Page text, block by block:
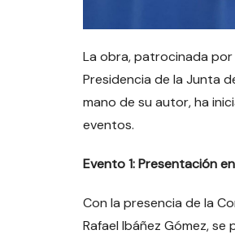
La obra, patrocinada
Presidencia de la Junta
mano de su autor, ha
eventos.
Evento 1: Presentación
Con la presencia de la
Rafael Ibáñez Gómez,